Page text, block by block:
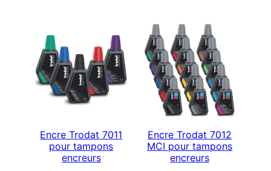
p
a
r
p
l
Encre Trodat 7011
pour tampons
encreurs
Encre Trodat 7012
MCI pour tampons
encreurs